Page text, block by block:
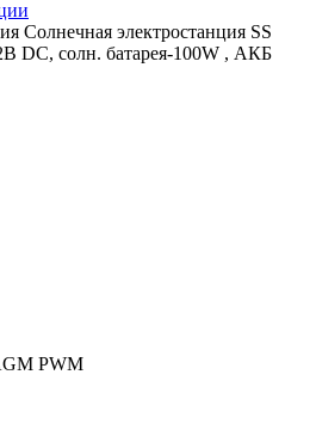
Солнечная электростанция SS
DC, солн. батарея-100W , АКБ
PWM